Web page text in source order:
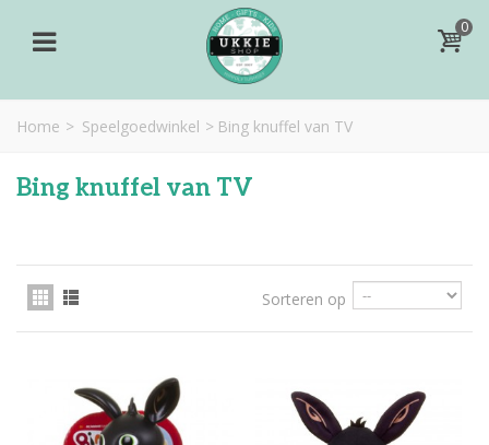
0
Home > Speelgoedwinkel > Bing knuffel van TV
Bing knuffel van TV
Sorteren op